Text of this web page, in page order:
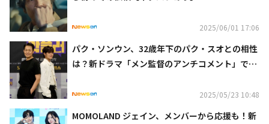
2025/06/01 17:06
パク・ソンウン、32歳年下のパク・スオとの相性
は？新ドラマ「メン監督のアンチコメント」で共
2025/05/23 10:48
MOMOLAND ジェイン、メンバーから応援も！新